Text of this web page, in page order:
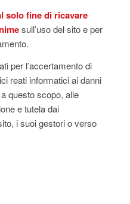
solo fine di ricavare
sull’uso del sito e per
per l’accertamento di
reati informatici ai danni
questo scopo, alle
e tutela dai
i suoi gestori o verso